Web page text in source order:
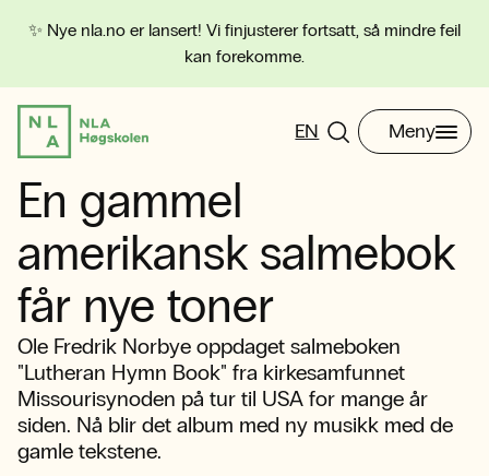
✨ Nye nla.no er lansert! Vi finjusterer fortsatt, så mindre feil
kan forekomme.
EN Meny
En gammel
amerikansk salmebok
får nye toner
Ole Fredrik Norbye oppdaget salmeboken
"Lutheran Hymn Book" fra kirkesamfunnet
Missourisynoden på tur til USA for mange år
siden. Nå blir det album med ny musikk med de
gamle tekstene.